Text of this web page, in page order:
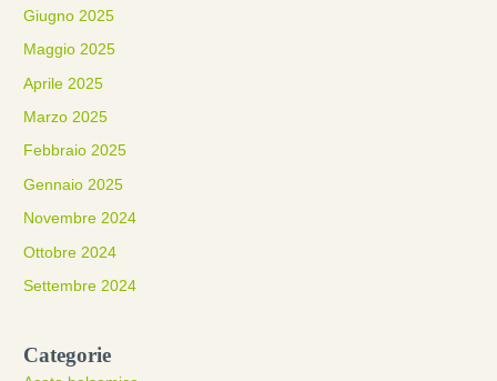
Giugno 2025
Maggio 2025
Aprile 2025
Marzo 2025
Febbraio 2025
Gennaio 2025
Novembre 2024
Ottobre 2024
Settembre 2024
Categorie